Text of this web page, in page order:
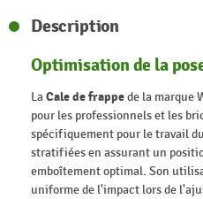
Description
Optimisation de la
LaCale de frappede la marque
pour les professionnels et les
spécifiquement pour le travail
stratifiées en assurant un
emboîtement optimal. Son
uniforme de l'impact lors de